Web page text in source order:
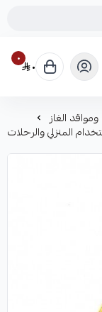
٠ ٠
الغاز
المنزلي والرحلات